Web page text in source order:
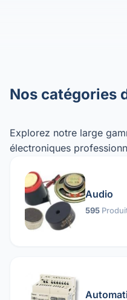
Nos catégories
Explorez notre large
électroniques
Audio
595